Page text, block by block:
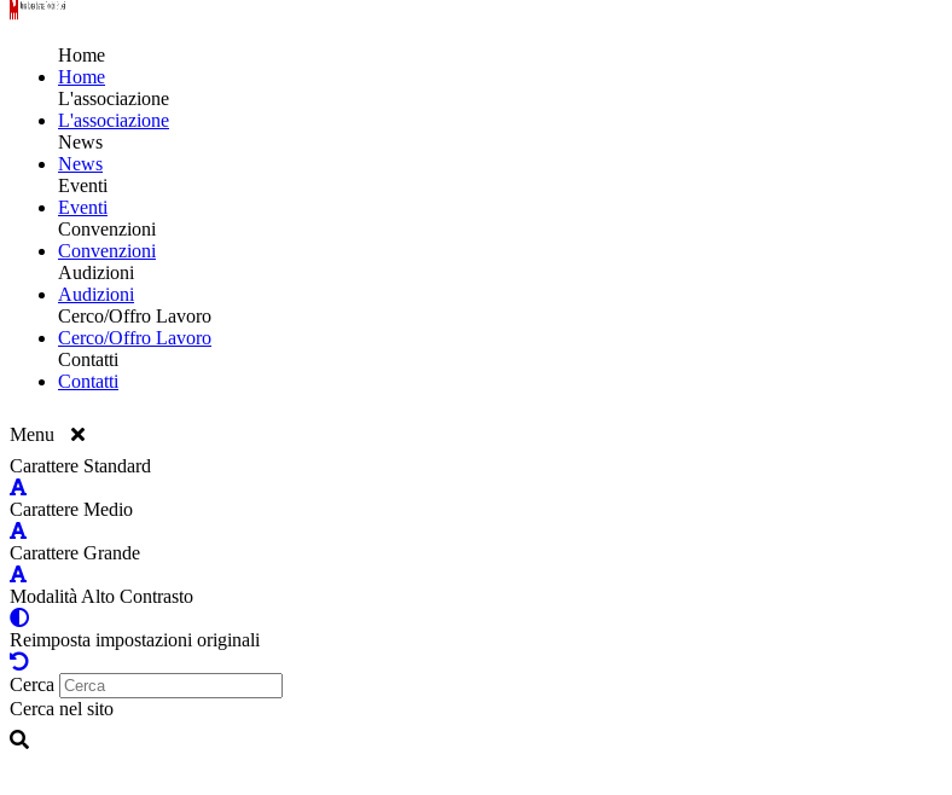
Home
Home
L'associazione
L'associazione
News
News
Eventi
Eventi
Convenzioni
Convenzioni
Audizioni
Audizioni
Cerco/Offro Lavoro
Cerco/Offro Lavoro
Contatti
Contatti
Menu
Carattere Standard
Carattere Medio
Carattere Grande
Modalità Alto Contrasto
Reimposta impostazioni originali
Cerca
Cerca nel sito